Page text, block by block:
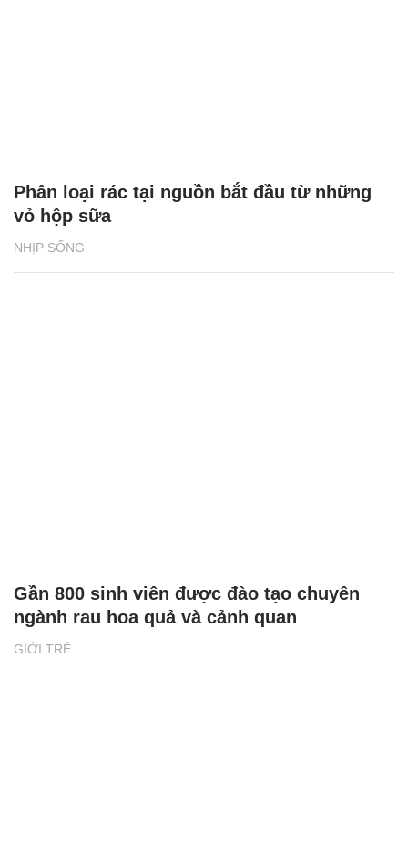
NHỊP SỐNG
Phân loại rác tại nguồn bắt đầu từ những
vỏ hộp sữa
GIỚI TRẺ
Gần 800 sinh viên được đào tạo chuyên
ngành rau hoa quả và cảnh quan